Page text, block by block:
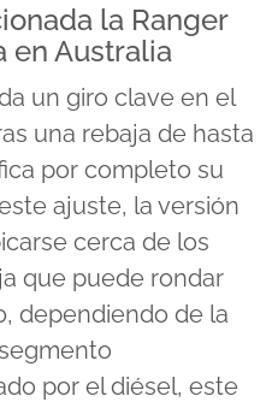
la Ranger
en Australia
un giro clave en el
una rebaja de hasta
por completo su
ajuste, la versión
cerca de los
que puede rondar
dependiendo de la
por el diésel, este